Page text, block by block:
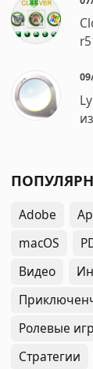
Adobe
macOS
Видео
Ролевые
Стратегии